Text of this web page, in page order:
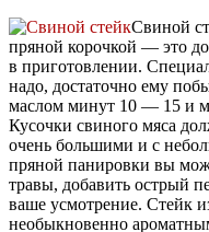
Свиной
пряной корочкой — это
в приготовлении.
надо, достаточно ему
маслом минут 10 — 15 и
Кусочки свиного мяса
очень большими и с
пряной панировки вы
травы, добавить острый
ваше усмотрение. Стейк
необыкновенно